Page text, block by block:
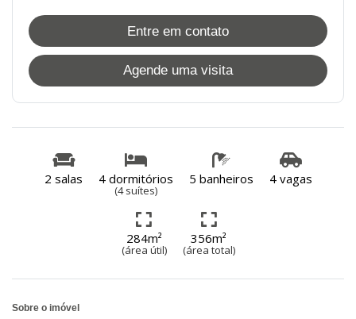
Entre em contato
Agende uma visita
2 salas 4 dormitórios
(4 suítes)
5 banheiros 4 vagas
284m²
(área útil)
356m²
(área total)
Sobre o imóvel